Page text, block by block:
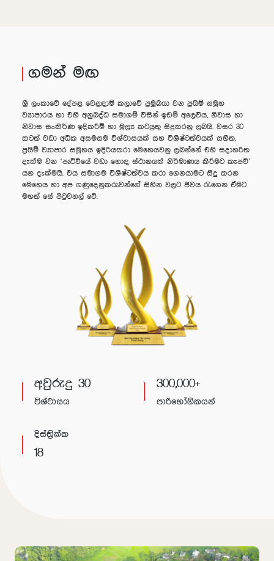
ගමන් මඟ
ශ්‍රී ලංකාවේ දේපළ වෙළඳාම් කලාවේ ප්‍රමුඛයා වන ප්‍රයිම් සමූහ
ව්‍යාපාරය හා එහි අනුබද්ධ සමාගම් විසින් ඉඩම් අලෙවිය, නිවාස හා
නිවාස සංකීර්ණ ඉදිකරීම් හා මූල්‍ය කටයුතු සිදුකරනු ලබයි. වසර 30
කටත් වඩා අධික අසමසම විශ්වාසයක් සහ විශිෂ්ටත්වයක් සහිත,
ප්‍රයිම් ව්‍යාපාර සමූහය ඉදිරියකරා මෙහෙයවනු ලබන්නේ එහි සදාහරිත
දැක්ම වන ‘පෘථිවියේ වඩා හොඳ ස්ථානයක් නිර්මාණය කිරීමට කැපවී’
යන දැක්මයි. එය සමාගම විශිෂ්ටත්වය කරා ගෙනයාමට සිදු කරන
මෙහෙය හා අප ගණුදෙනුකරුවන්ගේ සිහින වලට ජීවය රැගෙන ඒමට
මහත් සේ පිටුවහල් වේ.
අවුරුදු 30
විශ්වාසය
300,000+
පාරිභෝගිකයන්
දිස්ත්‍රික්ක
18